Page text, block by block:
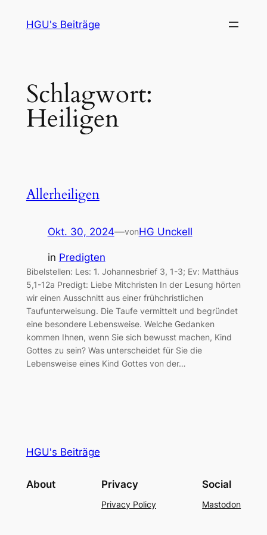
InhaltHGU's Beiträge
Schlagwort:
Heiligen
Allerheiligen
Okt. 30, 2024—vonHG Unckell
in Predigten
Bibelstellen: Les: 1. Johannesbrief 3, 1-3; Ev: Matthäus
5,1-12a Predigt: Liebe Mitchristen In der Lesung hörten
wir einen Ausschnitt aus einer frühchristlichen
Taufunterweisung. Die Taufe vermittelt und begründet
eine besondere Lebensweise. Welche Gedanken
kommen Ihnen, wenn Sie sich bewusst machen, Kind
Gottes zu sein? Was unterscheidet für Sie die
Lebensweise eines Kind Gottes von der…
HGU's Beiträge
About Privacy
Privacy Policy
Social
Mastodon